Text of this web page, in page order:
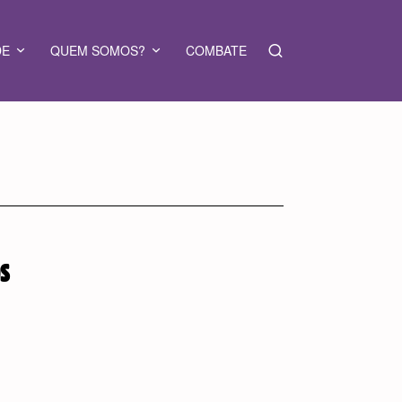
QUEM SOMOS? COMBATE